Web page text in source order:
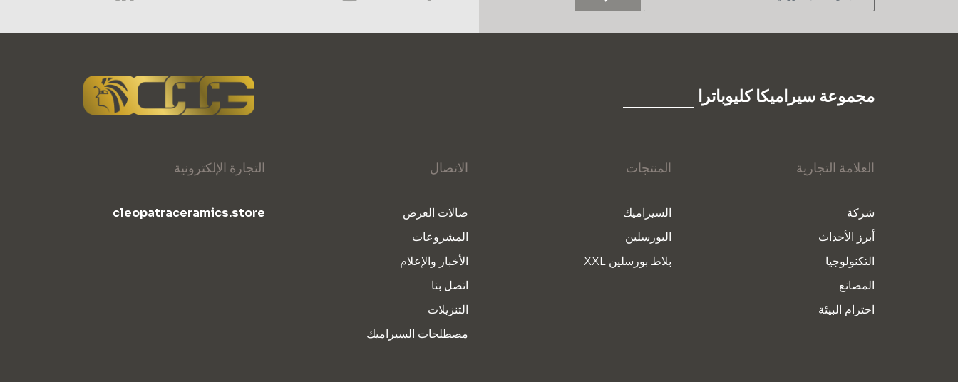
مجموعة سيراميكا كليوباترا
العلامة التجارية
شركة
أبرز الأحداث
التكنولوجيا
المصانع
احترام البيئة
المنتجات
السيراميك
البورسلين
بلاط بورسلين XXL
الاتصال
صالات العرض
المشروعات
الأخبار والإعلام
اتصل بنا
التنزيلات
مصطلحات السيراميك
التجارة الإلكترونية
cleopatraceramics.store